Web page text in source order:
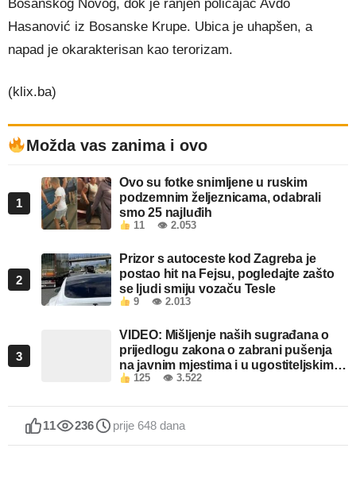
Bosanskog Novog, dok je ranjen policajac Avdo
Hasanović iz Bosanske Krupe. Ubica je uhapšen, a
napad je okarakterisan kao terorizam.
(klix.ba)
Možda vas zanima i ovo
1
Ovo su fotke snimljene u ruskim
podzemnim željeznicama, odabrali
smo 25 najluđih
11 👁 2.053
2
Prizor s autoceste kod Zagreba je
postao hit na Fejsu, pogledajte zašto
se ljudi smiju vozaču Tesle
9 👁 2.013
3
VIDEO: Mišljenje naših sugrađana o
prijedlogu zakona o zabrani pušenja
na javnim mjestima i u ugostiteljskim
objektima u FBiH
125 👁 3.522
11 236 prije 648 dana